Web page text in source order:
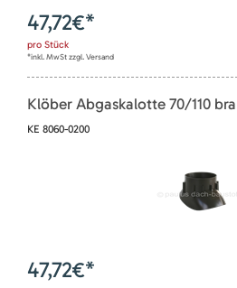
47,72€*
pro Stück
*inkl. MwSt zzgl. Versand
Klöber Abgaskalotte 70/110
KE 8060-0200
47,72€*